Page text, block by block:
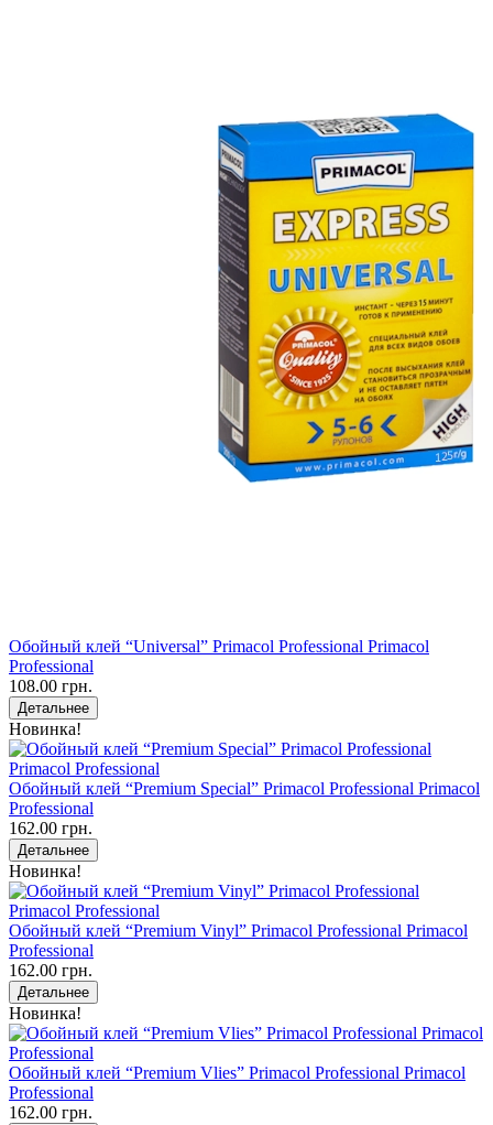
Обойный клей “Universal” Primacol Professional Primacol
Professional
108.00 грн.
Детальнее
Новинка!
Обойный клей “Premium Special” Primacol Professional Primacol
Professional
162.00 грн.
Детальнее
Новинка!
Обойный клей “Premium Vinyl” Primacol Professional Primacol
Professional
162.00 грн.
Детальнее
Новинка!
Обойный клей “Premium Vlies” Primacol Professional Primacol
Professional
162.00 грн.